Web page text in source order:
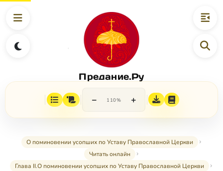
Предание.Ру
− 110% +
О поминовении усопших по Уставу Православной Церкви
Читать онлайн
Глава II.О поминовении усопших по Уставу Православной Церкви